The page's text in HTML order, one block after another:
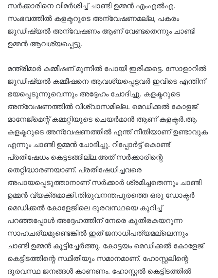
സർക്കാരിനെ വിമർശിച്ച് ചാണ്ടി ഉമ്മൻ എംഎൽഎ.
സംഭവത്തിൽ കളക്ടറുടെ അന്വേഷണമല്ല, പകരം
ജുഡീഷ്യൽ അന്വേഷണം ആണ് വേണ്ടതെന്നും ചാണ്ടി
ഉമ്മൻ ആവശ്യപ്പെട്ടു.
മന്ത്രിമാർ കമ്മീഷന് മുന്നിൽ പോയി ഇരിക്കട്ടെ. സോളാറിൽ
ജൂഡീഷ്യൽ കമ്മീഷനെ ആവശ്യപ്പെട്ടവർ ഇവിടെ എന്തിന്
ഭയപ്പെടുന്നുവെന്നും അദ്ദേഹം ചോദിച്ചു. കളക്ടറുടെ
അന്വേഷണത്തിൽ വിശ്വാസമില്ല. മെഡിക്കൽ കോളജ്
മാനേജ്‌മെന്റ് കമ്മറ്റിയുടെ ചെയർമാൻ ആണ് കളക്ടർ.ആ
കളക്ടറുടെ അന്വേഷണത്തിൽ എന്ത് നീതിയാണ് ഉണ്ടാവുക
എന്നും ചാണ്ടി ഉമ്മൻ ചോദിച്ചു. റിപ്പോർട്ട്‌ കൊണ്ട്
പ്രതിഷേധം കെട്ടടങ്ങില്ല.അത് സർക്കാരിന്റെ
തെറ്റിദ്ധാരണയാണ്. പ്രതിഷേധിച്ചവരെ
അപായപ്പെടുത്താനാണ് സർക്കാർ ശ്രമിച്ചതെന്നും ചാണ്ടി
ഉമ്മൻ വ്യക്തമാക്കി.തിരുവനന്തപുരത്തെ ഒരു ഡോക്ടർ
മെഡിക്കൽ കോളേജിലെ ദുരവസ്ഥയെ കുറിച്ച്
പറഞ്ഞപ്പോൾ അദ്ദേഹത്തിന് നേരെ കുതിരകയറുന്ന
സാഹചര്യമുണ്ടെങ്കിൽ ഇത് ജനാധിപത്യമല്ലെന്നും
ചാണ്ടി ഉമ്മൻ കൂട്ടിച്ചേർത്തു. കോട്ടയം മെഡിക്കൽ കോളേജ്
കെട്ടിടത്തിന്റെ സ്ഥിതിയും സമാനമാണ്. ഹോസ്റ്റലിന്റെ
ദുരവസ്ഥ ജനങ്ങൾ കാണണം. ഹോസ്റ്റൽ കെട്ടിടത്തിൽ